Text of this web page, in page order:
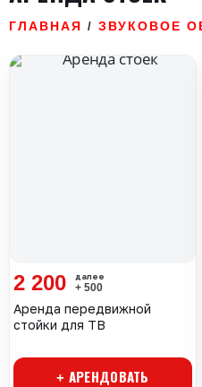
ГЛАВНАЯ / ЗВУКОВОЕ
Аренда передвижной
стойки для ТВ
+ АРЕНДОВАТЬ
2 200 + 500